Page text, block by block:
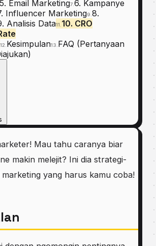
5. Email Marketing7.6. Kampanye
Influencer Marketing9.8.
Analisis Data11.10. CRO
12.Kesimpulan13.FAQ (Pertanyaan
Mau tahu caranya biar
makin melejit? Ini dia strategi-
yang harus kamu coba!